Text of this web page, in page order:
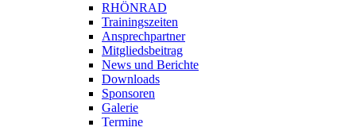
RHÖNRAD
Trainingszeiten
Ansprechpartner
Mitgliedsbeitrag
News und Berichte
Downloads
Sponsoren
Galerie
Termine